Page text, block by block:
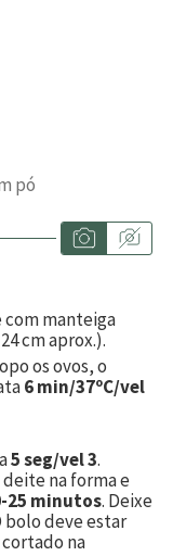
pó
com manteiga
cm aprox.).
os ovos, o
6 min/37ºC/vel
5 seg/vel 3.
na forma e
25 minutos. Deixe
bolo deve estar
na